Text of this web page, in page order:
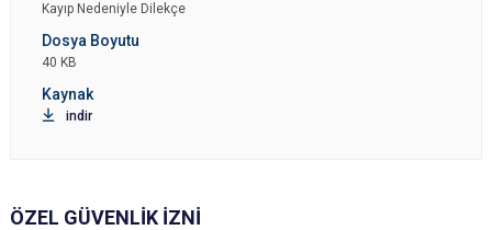
Kayıp Nedeniyle Dilekçe
40 KB
indir
ÖZEL GÜVENLİK İZNİ